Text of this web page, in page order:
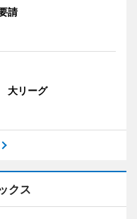
請
大リーグ
クス